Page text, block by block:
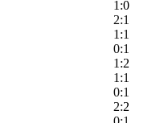
1:0
2:1
1:1
0:1
1:2
1:1
0:1
2:2